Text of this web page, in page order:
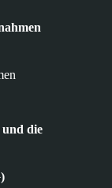
und die